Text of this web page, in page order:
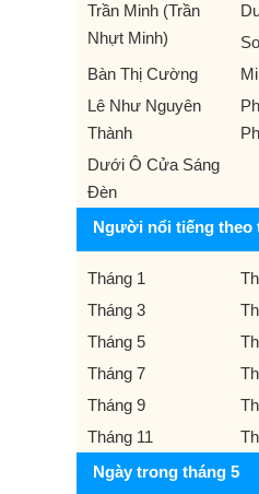
Trần Minh (Trần
Nhựt Minh)
Bàn Thị Cường
Lê Như Nguyên
Thành
Dưới Ô Cửa Sáng
Đèn
Người nổi tiếng theo
Tháng 1
Tháng 3
Tháng 5
Tháng 7
Tháng 9
Tháng 11
Ngày trong tháng 5